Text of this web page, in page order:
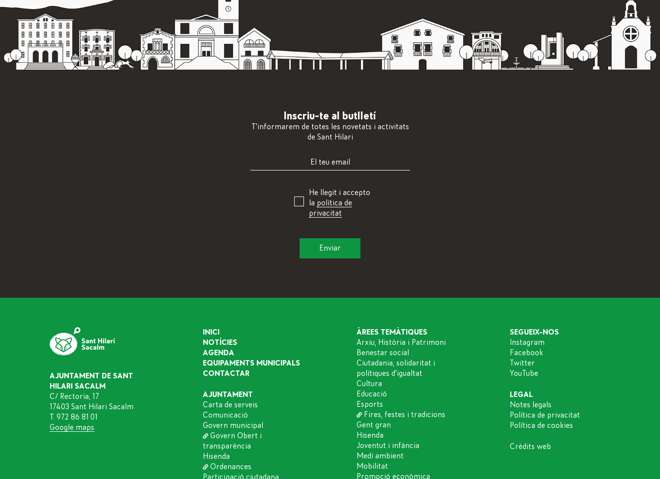
Inscriu-te al butlletí
T'informarem de totes les novetats i activitats
de Sant Hilari
He llegit i accepto
la política de
privacitat
AJUNTAMENT DE SANT
HILARI SACALM
C/ Rectoria, 17
17403 Sant Hilari Sacalm
T. 972 86 81 01
Google maps
INICI
NOTÍCIES
AGENDA
EQUIPAMENTS MUNICIPALS
CONTACTAR
AJUNTAMENT
Carta de serveis
Comunicació
Govern municipal
Govern Obert i
transparència
Hisenda
Ordenances
Participació ciutadana
ÀREES TEMÀTIQUES
Arxiu, Història i Patrimoni
Benestar social
Ciutadania, solidaritat i
polítiques d'igualtat
Cultura
Educació
Esports
Fires, festes i tradicions
Gent gran
Hisenda
Joventut i infància
Medi ambient
Mobilitat
Promoció econòmica
SEGUEIX-NOS
Instagram
Facebook
Twitter
YouTube
LEGAL
Notes legals
Política de privacitat
Política de cookies
Crèdits web